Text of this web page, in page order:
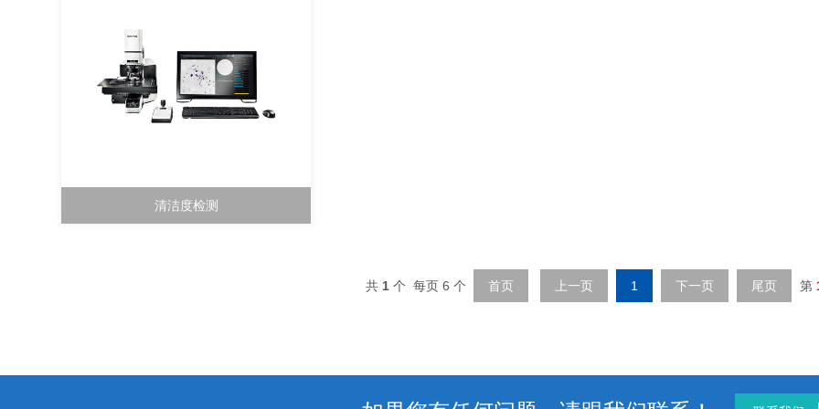
清洁度检测
共 1 个 每页 6 个 首页 上一页 1 下一页 尾页 第